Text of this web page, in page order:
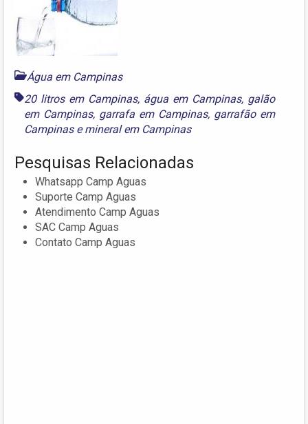
Água em Campinas
20 litros em Campinas, água em Campinas, galão
em Campinas, garrafa em Campinas, garrafão em
Campinasemineral em Campinas
Pesquisas Relacionadas
Whatsapp Camp Aguas
Suporte Camp Aguas
Atendimento Camp Aguas
SAC Camp Aguas
Contato Camp Aguas